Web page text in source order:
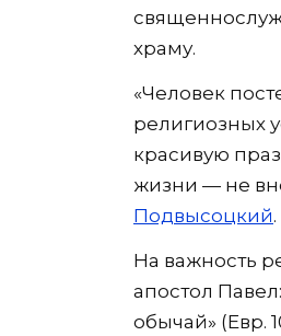
храму.
«Человек
религиозных
красивую
жизни — не
Подвысоцкий.
На важность
апостол
обычай» (Евр.